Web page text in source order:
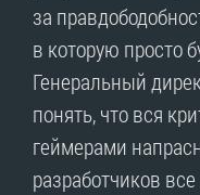
за
в которую просто
Генеральный
понять, что вся
геймерами
разработчиков